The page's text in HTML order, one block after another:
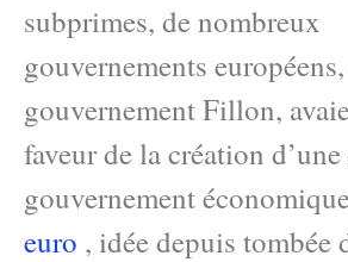
subprimes, de nombreux
gouvernements
gouvernement Fillon,
faveur de la création
gouvernement
euro , idée depuis tombée